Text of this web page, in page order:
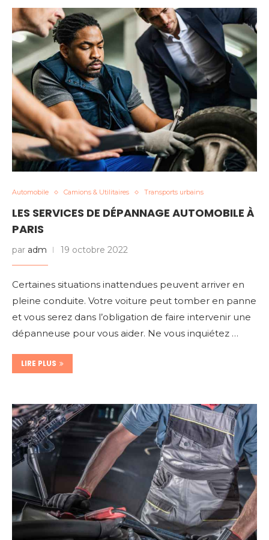
Automobile Camions & Utilitaires Transports urbains
LES SERVICES DE DÉPANNAGE AUTOMOBILE À
PARIS
par adm 19 octobre 2022
Certaines situations inattendues peuvent arriver en
pleine conduite. Votre voiture peut tomber en panne
et vous serez dans l’obligation de faire intervenir une
dépanneuse pour vous aider. Ne vous inquiétez …
LIRE PLUS